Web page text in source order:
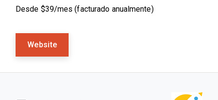
Desde $39/mes (facturado anualmente)
Website